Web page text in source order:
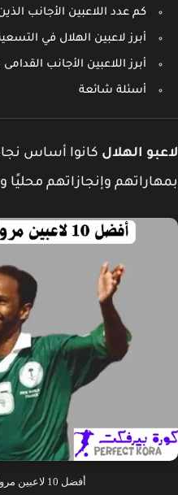
كم عدد اللاعبين الأجانب الذين
أبرز لاعبين الهلال في
أبرز اللاعبين الأجانب القدامى
أسئلة شائعة
الهلالكانوا أساس
وإنجازاتهم محليًا
أفضل 10 لاعبين مروا في تاريخ نادي الهلال